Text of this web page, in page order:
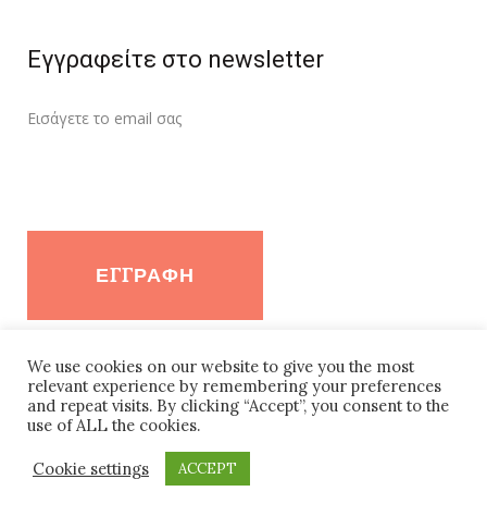
Εγγραφείτε στο newsletter
Εισάγετε τo email σας
Follow Farmer Secret
We use cookies on our website to give you the most
relevant experience by remembering your preferences
and repeat visits. By clicking “Accept”, you consent to the
use of ALL the cookies.
Cookie settings ACCEPT